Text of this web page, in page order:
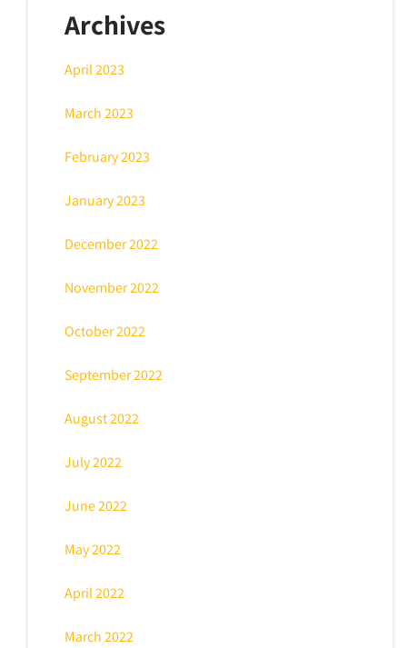
Archives
April 2023
March 2023
February 2023
January 2023
December 2022
November 2022
October 2022
September 2022
August 2022
July 2022
June 2022
May 2022
April 2022
March 2022